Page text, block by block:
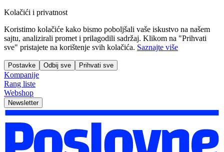
Kolačići i privatnost
Koristimo kolačiće kako bismo poboljšali vaše iskustvo na našem
sajtu, analizirali promet i prilagodili sadržaj. Klikom na "Prihvati
sve" pristajete na korištenje svih kolačića. Saznajte više
Postavke Odbij sve Prihvati sve
Kompanije
Rang liste
Webshop
Newsletter